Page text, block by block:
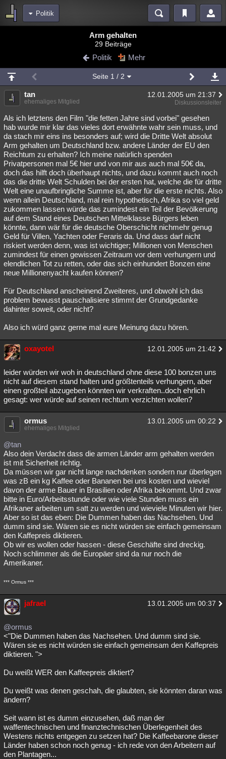
Politik
Blogs
Chat Wiki Neuigkeiten
meine Rubriken
Menschen Mystery Kriminalfälle
Spiritualität Verschwörungen Technologie Ufologie
Natur Umfragen Unterhaltung
weitere Rubriken
Philosophie Träume Orte Esoterik Literatur
Astronomie Helpdesk Gruppen Gaming Filme
Musik Clash Verbesserungen Allmystery English
Übersichten
Besucht Teilgenommen Alle Neue Geschlossen
Lesenswert Schlüsselwörter
Arm gehalten
29 Beiträge
Politik Mehr
Seite 1 / 2
tan 12.01.2005 um 21:37
ehemaliges Mitglied Diskussionsleiter
Als ich letztens den Film "die fetten Jahre sind vorbei" gesehen
hab wurde mir klar das vieles dort erwähnte wahr sein muss, und
da stach mir eins ins besonders auf; wird die Dritte Welt absolut
Arm gehalten um Deutschland bzw. andere Länder der EU den
Reichtum zu erhalten? Ich meine natürlich spenden
Privatpersonen mal 5€ hier und von mir aus auch mal 50€ da,
doch das hilft doch überhaupt nichts, und dazu kommt auch noch
das die dritte Welt Schulden bei der ersten hat, welche die für dritte
Welt eine unaufbringliche Summe ist, aber für die erste nichts. Also
wenn allein Deutschland, mal rein hypothetisch, Afrika so viel geld
zukommen lassen würde das zumindest ein Teil der Bevölkerung
auf dem Stand eines Deutschen Mittelklasse Bürgers leben
könnte, dann wär für die deutsche Oberschicht nichmehr genug
Geld für Villen, Yachten oder Feraris da. Und dass darf nicht
riskiert werden denn, was ist wichtiger; Millionen von Menschen
zumindest für einen gewissen Zeitraum vor dem verhungern und
elendlichen Tot zu retten, oder das sich einhundert Bonzen eine
neue Millionenyacht kaufen können?
Für Deutschland anscheinend Zweiteres, und obwohl ich das
problem bewusst pauschalisiere stimmt der Grundgedanke
dahinter soweit, oder nicht?
Also ich würd ganz gerne mal eure Meinung dazu hören.
oxayotel 12.01.2005 um 21:42
leider würden wir woh in deutschland ohne diese 100 bonzen uns
nicht auf diesem stand halten und größtenteils verhungern, aber
einen großteil abzugeben könnten wir verkraften..doch ehrlich
gesagt: wer würde auf seinen rechtum verzichten wollen?
ormus 13.01.2005 um 00:22
ehemaliges Mitglied
@tan
Also dein Verdacht dass die armen Länder arm gehalten werden
ist mit Sicherheit richtig.
Da müssen wir gar nicht lange nachdenken sondern nur überlegen
was zB ein kg Kaffee oder Bananen bei uns kosten und wieviel
davon der arme Bauer in Brasilien oder Afrika bekommt. Und zwar
bitte in Euro/Arbeitsstunde oder wie viele Stunden muss ein
Afrikaner arbeiten um satt zu werden und wieviele Minuten wir hier.
Aber so ist das eben: Die Dummen haben das Nachsehen. Und
dumm sind sie. Wären sie es nicht würden sie einfach gemeinsam
den Kaffepreis diktieren.
Ob wir es wollen oder hassen - diese Geschäfte sind dreckig.
Noch schlimmer als die Europäer sind da nur noch die
Amerikaner.
*** Ormus ***
jafrael 13.01.2005 um 00:37
@ormus
<"Die Dummen haben das Nachsehen. Und dumm sind sie.
Wären sie es nicht würden sie einfach gemeinsam den Kaffepreis
diktieren. ">
Du weißt WER den Kaffeepreis diktiert?
Du weißt was denen geschah, die glaubten, sie könnten daran was
ändern?
Seit wann ist es dumm einzusehen, daß man der
waffentechnischen und finanztechnischen Überlegenheit des
Westens nichts entgegen zu setzen hat? Die Kaffeebarone dieser
Länder haben schon noch genug - ich rede von den Arbeitern auf
den Plantagen...